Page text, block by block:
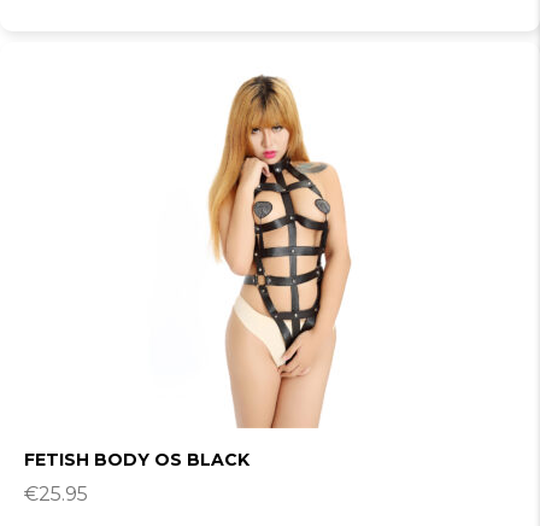
FETISH BODY OS BLACK
€25.95